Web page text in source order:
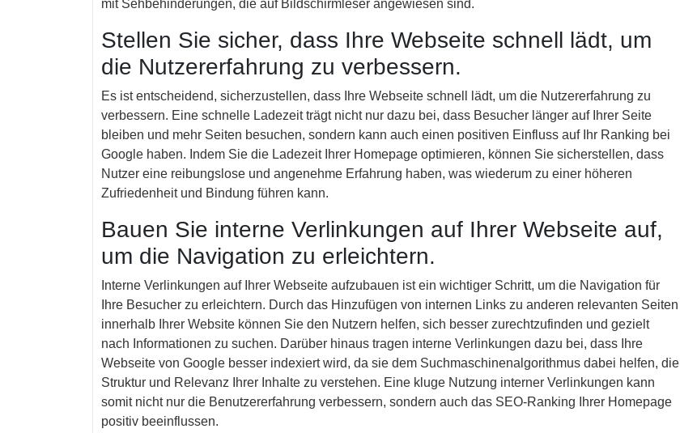
mit Sehbehinderungen, die auf Bildschirmleser angewiesen sind.
Stellen Sie sicher, dass Ihre Webseite schnell lädt, um
die Nutzererfahrung zu verbessern.
Es ist entscheidend, sicherzustellen, dass Ihre Webseite schnell lädt, um die Nutzererfahrung zu
verbessern. Eine schnelle Ladezeit trägt nicht nur dazu bei, dass Besucher länger auf Ihrer Seite
bleiben und mehr Seiten besuchen, sondern kann auch einen positiven Einfluss auf Ihr Ranking bei
Google haben. Indem Sie die Ladezeit Ihrer Homepage optimieren, können Sie sicherstellen, dass
Nutzer eine reibungslose und angenehme Erfahrung haben, was wiederum zu einer höheren
Zufriedenheit und Bindung führen kann.
Bauen Sie interne Verlinkungen auf Ihrer Webseite auf,
um die Navigation zu erleichtern.
Interne Verlinkungen auf Ihrer Webseite aufzubauen ist ein wichtiger Schritt, um die Navigation für
Ihre Besucher zu erleichtern. Durch das Hinzufügen von internen Links zu anderen relevanten Seiten
innerhalb Ihrer Website können Sie den Nutzern helfen, sich besser zurechtzufinden und gezielt
nach Informationen zu suchen. Darüber hinaus tragen interne Verlinkungen dazu bei, dass Ihre
Webseite von Google besser indexiert wird, da sie dem Suchmaschinenalgorithmus dabei helfen, die
Struktur und Relevanz Ihrer Inhalte zu verstehen. Eine kluge Nutzung interner Verlinkungen kann
somit nicht nur die Benutzererfahrung verbessern, sondern auch das SEO-Ranking Ihrer Homepage
positiv beeinflussen.